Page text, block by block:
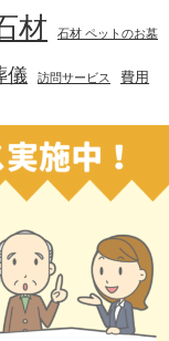
材 石材 ペットのお墓
儀 訪問サービス 費用